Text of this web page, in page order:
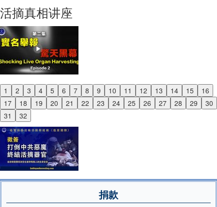
活摘真相讲座
1 2 3 4 5 6 7 8 9 10 11 12 13 14 15
16
17
18 19 20 21 22 23 24 25 26 27 28 29
30
31
32
Previous
Next
捐款